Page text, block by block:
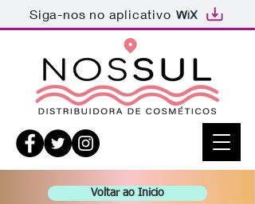
Siga-nos no aplicativo
Voltar ao Inicio